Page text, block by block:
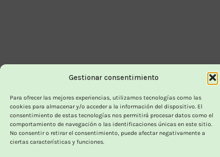
Gestionar consentimiento
Para ofrecer las mejores experiencias, utilizamos tecnologías como las
cookies para almacenar y/o acceder a la información del dispositivo. El
consentimiento de estas tecnologías nos permitirá procesar datos como el
comportamiento de navegación o las identificaciones únicas en este sitio.
No consentir o retirar el consentimiento, puede afectar negativamente a
ciertas características y funciones.